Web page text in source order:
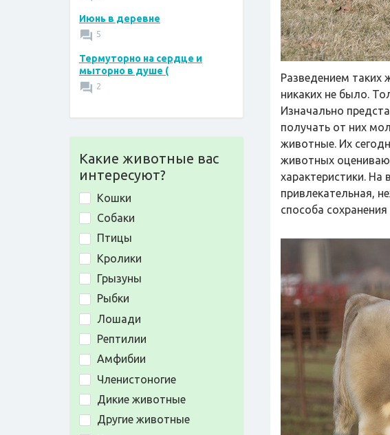
Июнь в деревне
5
Термуторно на сердце и
мыторно в душе (
2
Какие животные вас
интересуют?
Кошки
Собаки
Птицы
Кролики
Грызуны
Рыбки
Лошади
Рептилии
Амфибии
Членистоногие
Дикие животные
Другие животные
Разведением таких
никаких не было.
Изначально
получать от них
животные. Их
животных
характеристики. На
привлекательная,
способа